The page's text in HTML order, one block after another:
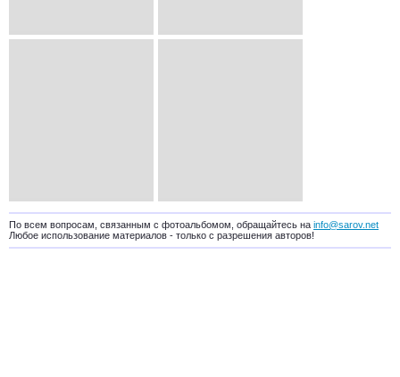
По всем вопросам, связанным с фотоальбомом, обращайтесь на info@sarov.net
Любое использование материалов - только с разрешения авторов!